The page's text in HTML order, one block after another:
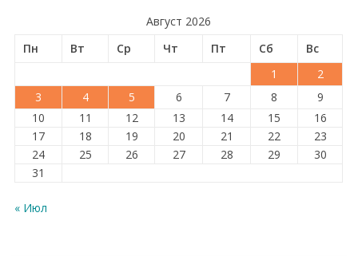
Август 2026
Пн
Вт Ср Чт Пт Сб
Вс
1
2
3
4 5 6 7 8
9
10
11 12 13 14 15
16
17
18 19 20 21 22
23
24
25 26 27 28 29
30
31
« Июл